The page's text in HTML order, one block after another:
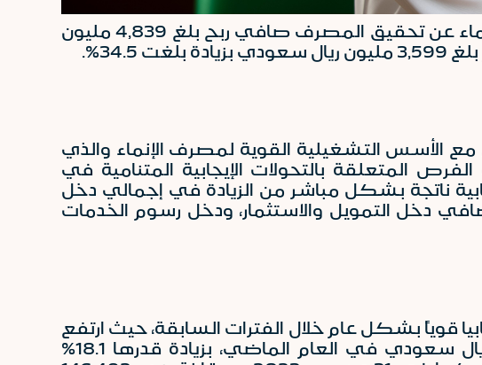
أعلن سعادة الدكتور عبد الملك بن عبد الله الحقيل رئيس مجلس إدارة مصرف الإنماء عن تحقيق المصرف صافي ربح بلغ 4,839 مليون
أكد الحقيل أن الأداء يتوافق مع الأسس التشغيلية القوية لمصرف الإنماء والذي
المتعلقة بالتحولات الإيجابية المتنامية في
النتائج المالية الإيجابية ناتجة بشكل مباشر من الزيادة في إجمالي دخل
في صافي دخل التمويل والاستثمار، ودخل رسوم الخدمات
قوياً بشكل عام خلال الفترات السابقة، حيث ارتفع
إجمالي الموجودات إلى 236,715 مليون ريال سعودي مقابل 200,436 مليون ريال سعودي في العام الماضي، بزيادة قدرها 18.1%